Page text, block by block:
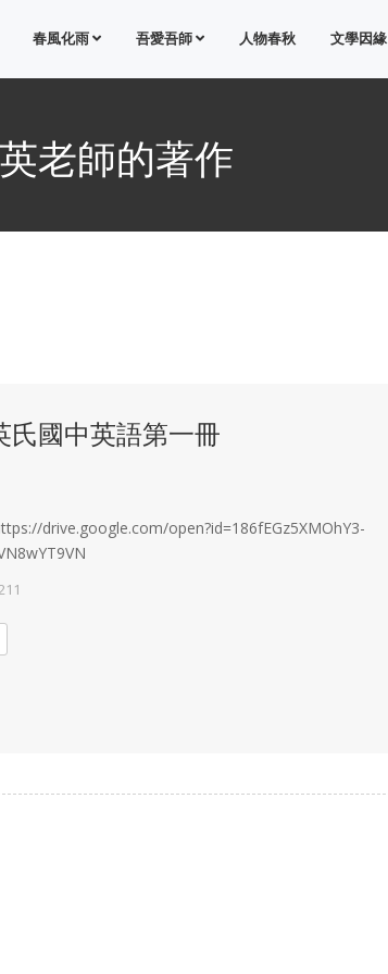
春風化雨 吾愛吾師 人物春秋 文學因緣
英老師的著作
氏國中英語第一冊
drive.google.com/open?id=186fEGz5XMOhY3-